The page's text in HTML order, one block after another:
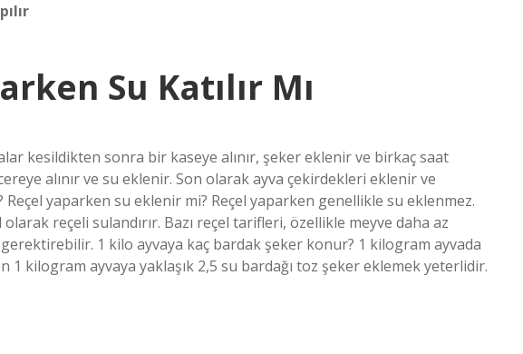
Su Katılır Mı
kesildikten sonra bir kaseye alınır, şeker eklenir ve birkaç saat
alınır ve su eklenir. Son olarak ayva çekirdekleri eklenir ve
Reçel yaparken su eklenir mi? Reçel yaparken genellikle su eklenmez.
reçeli sulandırır. Bazı reçel tarifleri, özellikle meyve daha az
1 kilo ayvaya kaç bardak şeker konur? 1 kilogram ayvada
1 kilogram ayvaya yaklaşık 2,5 su bardağı toz şeker eklemek yeterlidir.